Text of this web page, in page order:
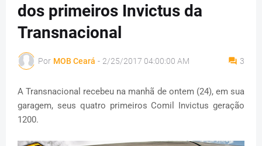
dos primeiros Invictus da
Transnacional
Por MOB Ceará - 2/25/2017 04:00:00 AM 3
A Transnacional recebeu na manhã de ontem (24), em sua
garagem, seus quatro primeiros Comil Invictus geração
1200.